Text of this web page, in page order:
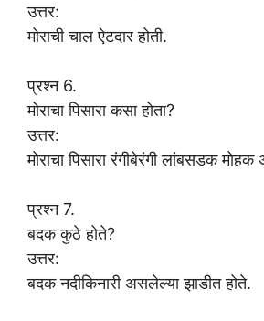
उत्तर:
मोराची चाल ऐटदार होती.
प्रश्न 6.
मोराचा पिसारा कसा होता?
उत्तर:
मोराचा पिसारा रंगीबेरंगी लांबसडक मोहक
प्रश्न 7.
बदक कुठे होते?
उत्तर:
बदक नदीकिनारी असलेल्या झाडीत होते.